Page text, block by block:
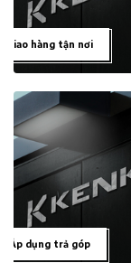
Giao hàng tận nơi
Áp dụng trả góp